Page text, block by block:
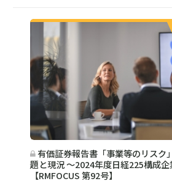
有価証券報告書「事業等のリスク
題と現況 ～2024年度日経225構成
【RMFOCUS 第92号】